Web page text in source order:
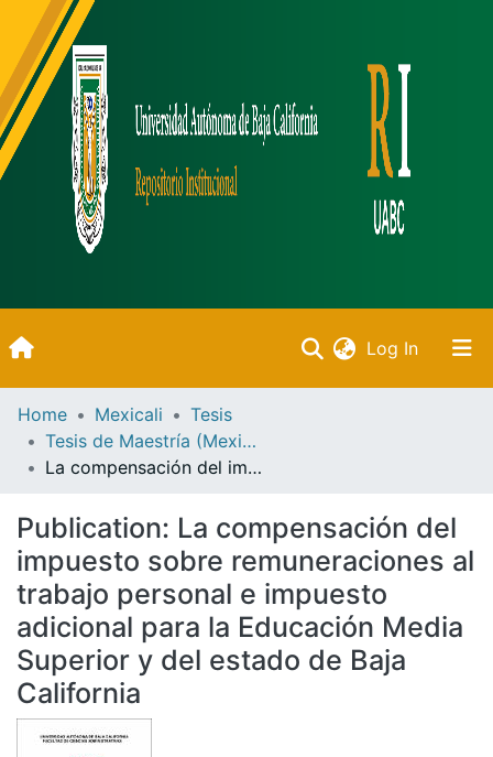
Log In(current)
Inicio
Communities & Collections
Statistics
Bibliotecas
Home Mexicali
Tesis
Tesis de Maestría (Mexicali)
La compensación del impuesto sobre remuneraciones al trabajo personal e impuesto adicional para la Educación Media Superior y del estado de Baja California
Publication: La compensación del
impuesto sobre remuneraciones al
trabajo personal e impuesto
adicional para la Educación Media
Superior y del estado de Baja
California